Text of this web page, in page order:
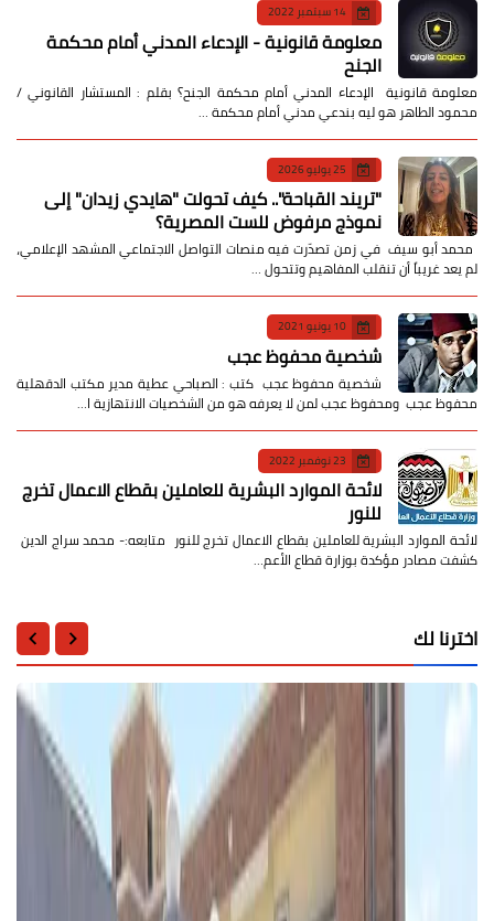
14 سبتمبر 2022
معلومة قانونية - الإدعاء المدني أمام محكمة
الجنح
معلومة قانونية الإدعاء المدني أمام محكمة الجنح؟ بقلم : المستشار القانوني /
محمود الطاهر هو ليه بندعي مدني أمام محكمة …
25 يوليو 2026
​"تريند القباحة".. كيف تحولت "هايدي زيدان" إلى
نموذج مرفوض للست المصرية؟
​ محمد أبو سيف ​في زمن تصدّرت فيه منصات التواصل الاجتماعي المشهد الإعلامي،
لم يعد غريباً أن تنقلب المفاهيم وتتحول …
10 يونيو 2021
شخصية محفوظ عجب
شخصية محفوظ عجب كتب : الصباحي عطية مدير مكتب الدقهلية
محفوظ عجب ومحفوظ عجب لمن لا يعرفه هو من الشخصيات الانتهازية ا…
23 نوفمبر 2022
لائحة الموارد البشرية للعاملين بقطاع الاعمال تخرج
للنور
لائحة الموارد البشرية للعاملين بقطاع الاعمال تخرج للنور متابعه:- محمد سراج الدين
كشفت مصادر مؤكدة بوزارة قطاع الأعم…
اخترنا لك